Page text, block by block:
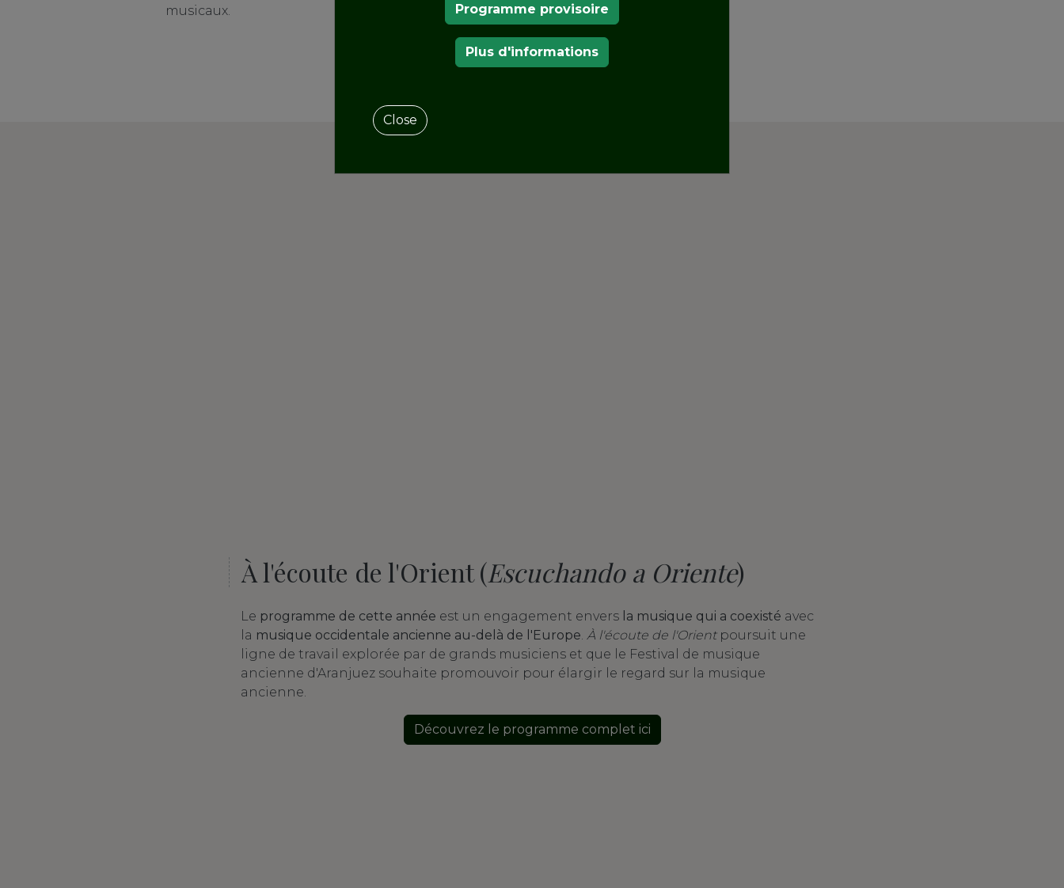
musicaux.
À l'écoute de l'Orient (Escuchando a Oriente)
Le programme de cette année est un engagement envers la musique qui a coexisté avec
la musique occidentale ancienne au-delà de l'Europe. À l'écoute de l'Orient poursuit une
ligne de travail explorée par de grands musiciens et que le Festival de musique
ancienne d'Aranjuez souhaite promouvoir pour élargir le regard sur la musique
ancienne.
Découvrez le programme complet ici
Programme provisoire
Plus d'informations
Close